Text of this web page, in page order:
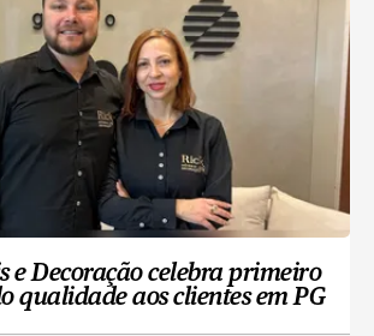
e Decoração celebra primeiro
qualidade aos clientes em PG